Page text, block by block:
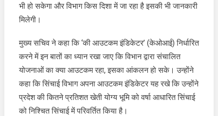
निर्देश
भी हो सकेगा और विभाग किस दिशा में जा रहा है इसकी भी जानकारी
मिलेगी।
मुख्य सचिव ने कहा कि ‘की आउटकम इंडिकेटर’ (केओआई) निर्धारित
करने में इन बातों का ध्यान रखा जाए कि विभान द्वारा संचालित
योजनाओं का क्या आउटकम रहा, इसका आंकलन हो सके। उन्होंने
कहा कि सिंचाई विभाग अपना आउटकम इंडिकेटर यह रखे कि उन्होंने
प्रदेश की कितने प्रतिशत खेती योग्य भूमि को वर्षा आधारित सिंचाई
को निश्चित सिंचाई में परिवर्तित किया है।